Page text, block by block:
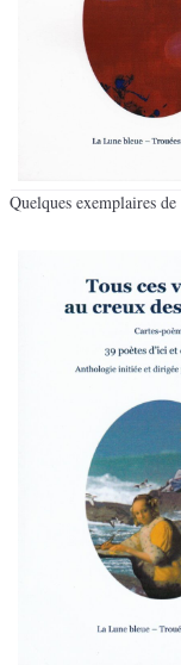
Quelques exemplaires de